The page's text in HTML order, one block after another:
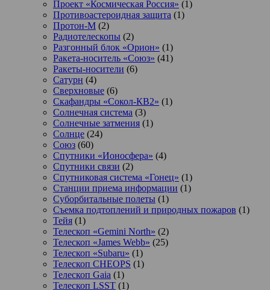
Проект «Космическая Россия» (1)
Противоастероидная защита (1)
Протон-М (2)
Радиотелескопы (2)
Разгонный блок «Орион» (1)
Ракета-носитель «Союз» (41)
Ракеты-носители (6)
Сатурн (4)
Сверхновые (6)
Скафандры «Сокол-КВ2» (1)
Солнечная система (3)
Солнечные затмения (1)
Солнце (24)
Союз (60)
Спутники «Ионосфера» (4)
Спутники связи (2)
Спутниковая система «Гонец» (1)
Станции приема информации (1)
Суборбитальные полеты (1)
Съемка подтоплений и природных пожаров (1)
Тейя (1)
Телескоп «Gemini North» (2)
Телескоп «James Webb» (25)
Телескоп «Subaru» (1)
Телескоп CHEOPS (1)
Телескоп Gaia (1)
Телескоп LSST (1)